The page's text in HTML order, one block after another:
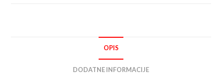
OPIS
DODATNE INFORMACIJE